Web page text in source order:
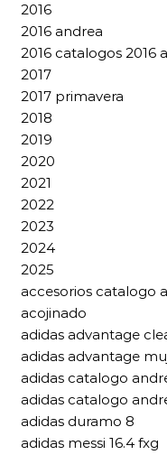
2016
2016 andrea
2016 catalogos 2016
2017
2017 primavera
2018
2019
2020
2021
2022
2023
2024
2025
accesorios catalogo
acojinado
adidas advantage
adidas advantage
adidas catalogo
adidas catalogo
adidas duramo 8
adidas messi 16.4 fxg